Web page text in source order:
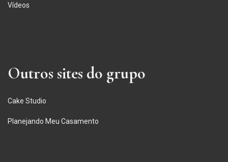
Vídeos
Outros sites do grupo
Cake Studio
Planejando Meu Casamento